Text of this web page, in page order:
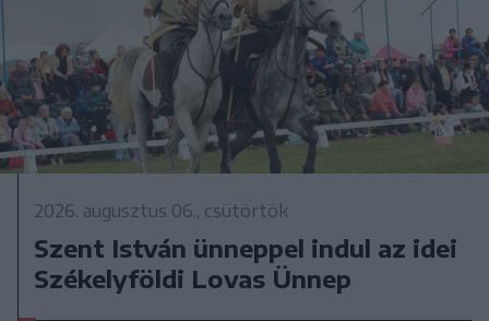
2026. augusztus 06., csütörtök
Szent István ünneppel indul az idei
Székelyföldi Lovas Ünnep